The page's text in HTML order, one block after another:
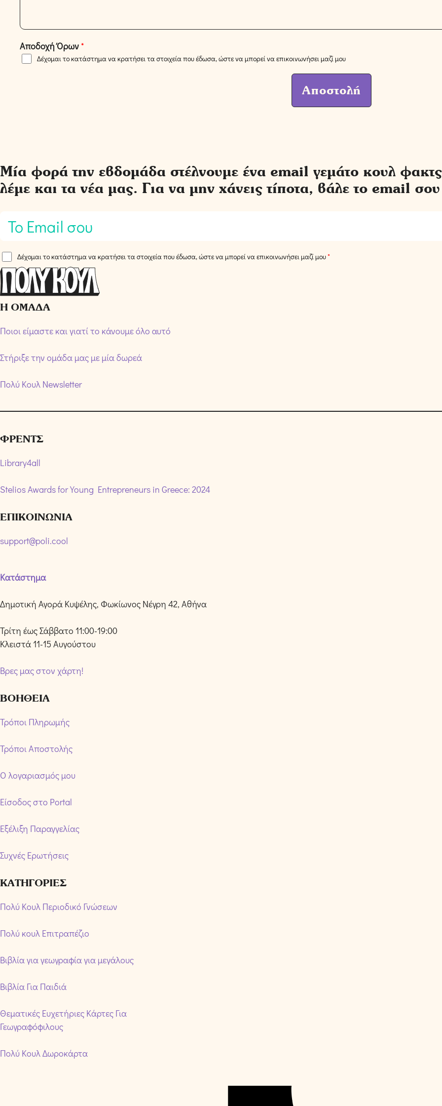
σ
ο
υ
Αποδοχή Όρων *
Δέχομαι το κατάστημα να κρατήσει τα στοιχεία που έδωσα, ώστε να μπορεί να επικοινωνήσει μαζί μου
Αποστολή
Μία φορά την εβδομάδα στέλνουμε ένα email γεμάτο κουλ
λέμε και τα νέα μας. Για να μην χάνεις τίποτα, βάλε το email
l
*
Α
π
ο
δ
ο
ή
ρ
ν
Δέχομαι το κατάστημα να κρατήσει τα στοιχεία που έδωσα, ώστε να μπορεί να επικοινωνήσει μαζί μου*
Η ΟΜΑΔΑ
Ποιοι είμαστε και γιατί το κάνουμε όλο αυτό
Στήριξε την ομάδα μας με μία δωρεά
Πολύ Κουλ Newsletter
ΦΡΕΝΤΣ
Library4all
Stelios Awards for Young Entrepreneurs in Greece: 2024
ΕΠΙΚΟΙΝΩΝΙΑ
support@poli.cool
Κατάστημα
Δημοτική Αγορά Κυψέλης, Φωκίωνος Νέγρη 42, Αθήνα
Τρίτη έως Σάββατο 11:00-19:00
Κλειστά 11-15 Αυγούστου
Βρες μας στον χάρτη!
ΒΟΗΘΕΙΑ
Τρόποι Πληρωμής
Τρόποι Αποστολής
Ο λογαριασμός μου
Είσοδος στο Portal
Εξέλιξη Παραγγελίας
Συχνές Ερωτήσεις
ΚΑΤΗΓΟΡΙΕΣ
Πολύ Κουλ Περιοδικό Γνώσεων
Πολύ κουλ Επιτραπέζιο
Βιβλία για γεωγραφία για μεγάλους
Βιβλία Για Παιδιά
Θεματικές Ευχετήριες Κάρτες Για
Γεωγραφόφιλους
Πολύ Κουλ Δωροκάρτα